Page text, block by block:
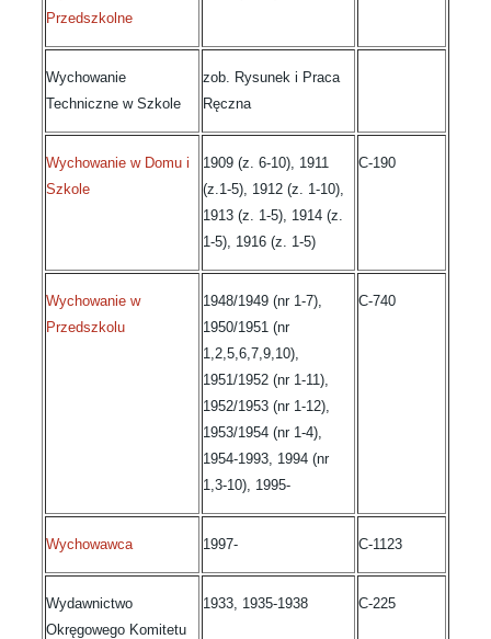
Przedszkolne
Wychowanie
Techniczne w Szkole
zob. Rysunek i Praca
Ręczna
Wychowanie w Domu i
Szkole
1909 (z. 6-10), 1911
(z.1-5), 1912 (z. 1-10),
1913 (z. 1-5), 1914 (z.
1-5), 1916 (z. 1-5)
C-190
Wychowanie w
Przedszkolu
1948/1949 (nr 1-7),
1950/1951 (nr
1,2,5,6,7,9,10),
1951/1952 (nr 1-11),
1952/1953 (nr 1-12),
1953/1954 (nr 1-4),
1954-1993, 1994 (nr
1,3-10), 1995-
C-740
Wychowawca 1997- C-1123
Wydawnictwo
Okręgowego Komitetu
1933, 1935-1938 C-225